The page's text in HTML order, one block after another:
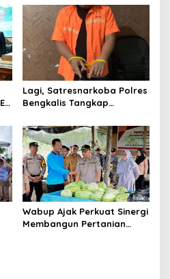
Pertanggungjawaban
Pelaksanaan APBD Tahun
Anggaran 2025
Lagi, Satresnarkoba Polres
Bengkalis Tangkap
Air
Wabup Ajak Perkuat Sinergi
Membangun Pertanian